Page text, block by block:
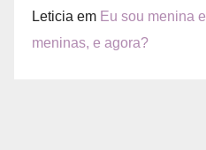
Leticia em Eu sou menina
meninas, e agora?